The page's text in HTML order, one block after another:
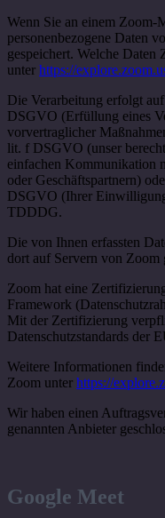
Wenn Sie an einem Zoom-
personenbezogene Daten
gespeichert. Welche Daten
unter https://
Die Verarbeitung erfolgt
DSGVO (Erfüllung eines
vorvertraglicher
lit. f DSGVO (unser
einfachen Kommunikation
oder Geschäftspartnern)
DSGVO (Ihrer
TDDDG.
Die von Ihnen erfassten
dort auf Servern von Zoom
Zoom hat eine
Framework
Mit der Zertifizierung
Datenschutzstandards der
Weitere Informationen
Zoom unter https://
Wir haben einen
genannten Anbieter
Google Meet